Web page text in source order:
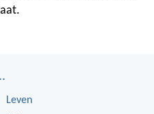
Leven